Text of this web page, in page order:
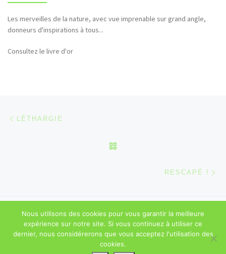
Les merveilles de la nature, avec vue imprenable sur grand angle,
donneurs d'inspirations à tous...
Bonjour et merci pour tous ces hommages rendus à la nature (faune,
flore,etc...)
Consultez le livre d'or
Parcourir les articles
LÉTHARGIE
RESCAPÉ !
© 2026 Sébastien Majerowicz –Mentions légales – Tous droits
réservés
Nous utilisons des cookies pour vous garantir la meilleure
expérience sur notre site. Si vous continuez à utiliser ce
dernier, nous considérerons que vous acceptez l'utilisation des
cookies.